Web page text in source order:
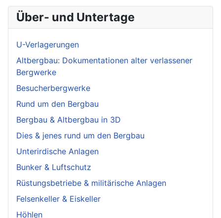
Über- und Untertage
U-Verlagerungen
Altbergbau: Dokumentationen alter verlassener
Bergwerke
Besucherbergwerke
Rund um den Bergbau
Bergbau & Altbergbau in 3D
Dies & jenes rund um den Bergbau
Unterirdische Anlagen
Bunker & Luftschutz
Rüstungsbetriebe & militärische Anlagen
Felsenkeller & Eiskeller
Höhlen